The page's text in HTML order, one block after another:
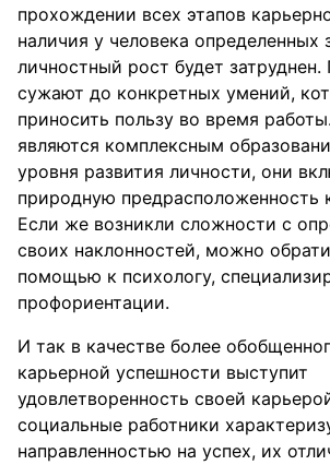
прохождении всех этапов
наличия у человека определенных
личностный рост будет
сужают до конкретных умений,
приносить пользу во время
являются комплексным
уровня развития личности, они
природную предрасположенность
Если же возникли сложности с
своих наклонностей, можно
помощью к психологу,
профориентации.
И так в качестве более
карьерной успешности выступит
удовлетворенность своей
социальные работники
направленностью на успех, их